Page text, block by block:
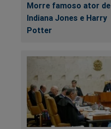
Morre famoso ator de
Indiana Jones e Harry
Potter